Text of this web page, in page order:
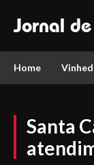
Jornal
Home
Santa